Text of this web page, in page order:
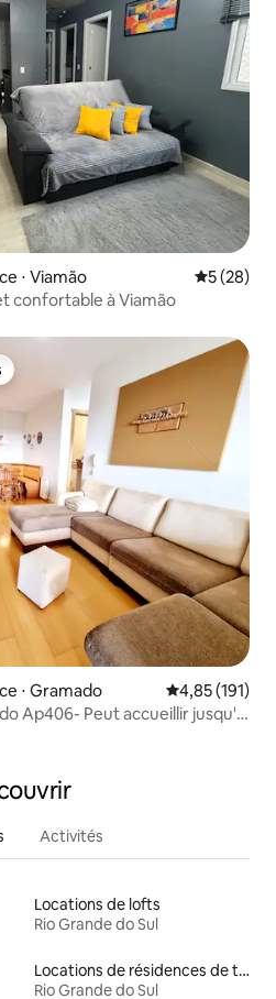
⋅ Viamão
5 (28)
confortable à Viamão
⋅ Gramado Évaluation
4,85 (191)
Ap406- Peut accueillir jusqu'à
Activités
Locations de lofts
Rio Grande do Sul
Locations de résidences de tourisme
Rio Grande do Sul